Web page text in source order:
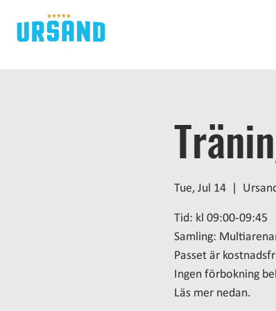
Tue, Jul 14
  |
Tid: kl 09:00-09:45
Samling:
Passet är
Ingen förbokning